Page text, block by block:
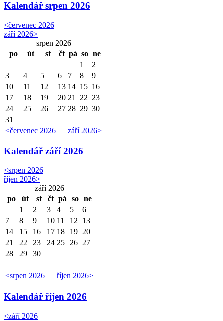
Kalendář srpen 2026
<červenec 2026
září 2026>
srpen 2026
po
út st čt pá so ne
<červenec 2026 září 2026>
1
2
3
4 5 6 7 8
9
10
11 12 13 14 15 16
17
18 19 20 21 22 23
24
25 26 27 28 29 30
31
Kalendář září 2026
<srpen 2026
říjen 2026>
září 2026
po
út st čt pá so ne
<srpen 2026 říjen 2026>
1 2 3 4 5
6
7
8 9 10 11 12
13
14
15 16 17 18 19 20
21
22 23 24 25 26 27
28
29 30
Kalendář říjen 2026
<září 2026